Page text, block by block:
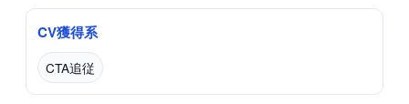
CV獲得系
CTA追従